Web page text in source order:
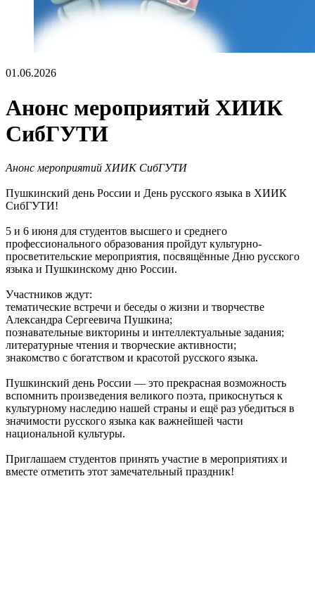
01.06.2026
Анонс мероприятий ХИИК
СибГУТИ
Анонс мероприятий ХИИК СибГУТИ
Пушкинский день России и День русского языка в ХИИК
СибГУТИ!
5 и 6 июня для студентов высшего и среднего
профессионального образования пройдут культурно-
просветительские мероприятия, посвящённые Дню русского
языка и Пушкинскому дню России.
Участников ждут:
тематические встречи и беседы о жизни и творчестве
Александра Сергеевича Пушкина;
познавательные викторины и интеллектуальные задания;
литературные чтения и творческие активности;
знакомство с богатством и красотой русского языка.
Пушкинский день России — это прекрасная возможность
вспомнить произведения великого поэта, прикоснуться к
культурному наследию нашей страны и ещё раз убедиться в
значимости русского языка как важнейшей части
национальной культуры.
Приглашаем студентов принять участие в мероприятиях и
вместе отметить этот замечательный праздник!